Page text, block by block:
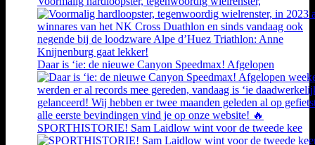
Daar is ‘ie: de nieuwe Canyon Speedmax! Afgelopen
SPORTHISTORIE! Sam Laidlow wint voor de tweede kee